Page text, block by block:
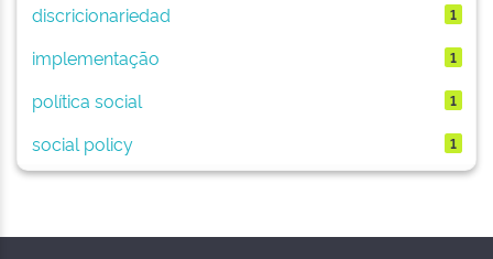
discricionariedad 1
implementação 1
política social 1
social policy 1